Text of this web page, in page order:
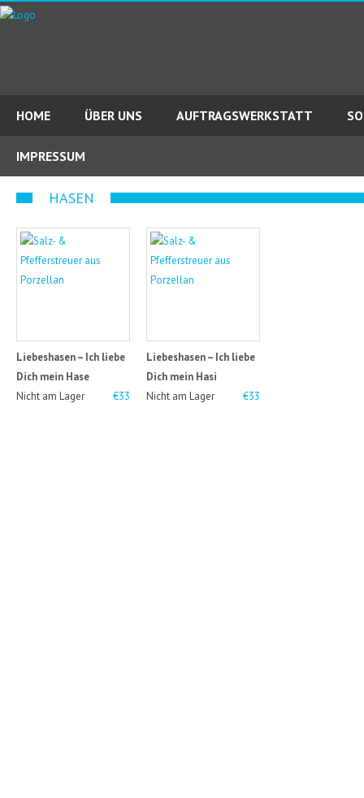
HOME ÜBER UNS AUFTRAGSWERKSTATT
IMPRESSUM
HASEN
Liebeshasen – Ich liebe
Dich mein Hase
€33
Nicht am Lager
Liebeshasen – Ich liebe
Dich mein Hasi
€33
Nicht am Lager